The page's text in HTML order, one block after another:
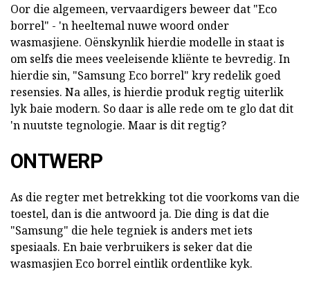
Oor die algemeen, vervaardigers beweer dat "Eco
borrel" - 'n heeltemal nuwe woord onder
wasmasjiene. Oënskynlik hierdie modelle in staat is
om selfs die mees veeleisende kliënte te bevredig. In
hierdie sin, "Samsung Eco borrel" kry redelik goed
resensies. Na alles, is hierdie produk regtig uiterlik
lyk baie modern. So daar is alle rede om te glo dat dit
'n nuutste tegnologie. Maar is dit regtig?
ONTWERP
As die regter met betrekking tot die voorkoms van die
toestel, dan is die antwoord ja. Die ding is dat die
"Samsung" die hele tegniek is anders met iets
spesiaals. En baie verbruikers is seker dat die
wasmasjien Eco borrel eintlik ordentlike kyk.